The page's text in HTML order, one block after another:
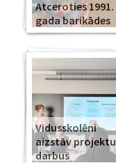
Atceroties 1991.
gada barikādes
Vidusskolēni
aizstāv projektu
darbus